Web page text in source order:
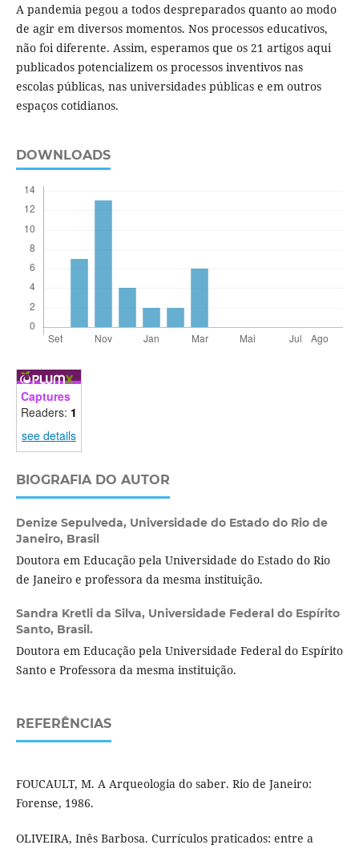
A pandemia pegou a todos despreparados quanto ao modo
de agir em diversos momentos. Nos processos educativos,
não foi diferente. Assim, esperamos que os 21 artigos aqui
publicados potencializem os processos inventivos nas
escolas públicas, nas universidades públicas e em outros
espaços cotidianos.
DOWNLOADS
Captures
Readers: 1
see details
BIOGRAFIA DO AUTOR
Denize Sepulveda, Universidade do Estado do Rio de
Janeiro, Brasil
Doutora em Educação pela Universidade do Estado do Rio
de Janeiro e professora da mesma instituição.
Sandra Kretli da Silva, Universidade Federal do Espírito
Santo, Brasil.
Doutora em Educação pela Universidade Federal do Espírito
Santo e Professora da mesma instituição.
REFERÊNCIAS
FOUCAULT, M. A Arqueologia do saber. Rio de Janeiro:
Forense, 1986.
OLIVEIRA, Inês Barbosa. Currículos praticados: entre a